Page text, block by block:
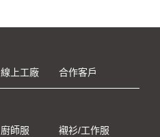
線上工廠 合作客戶
廚師服
襯衫/工作服